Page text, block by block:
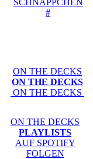
SCHNÄPPCHEN
#
ON THE DECKS
ON THE DECKS
ON THE DECKS
ON THE DECKS
PLAYLISTS
AUF SPOTIFY
FOLGEN